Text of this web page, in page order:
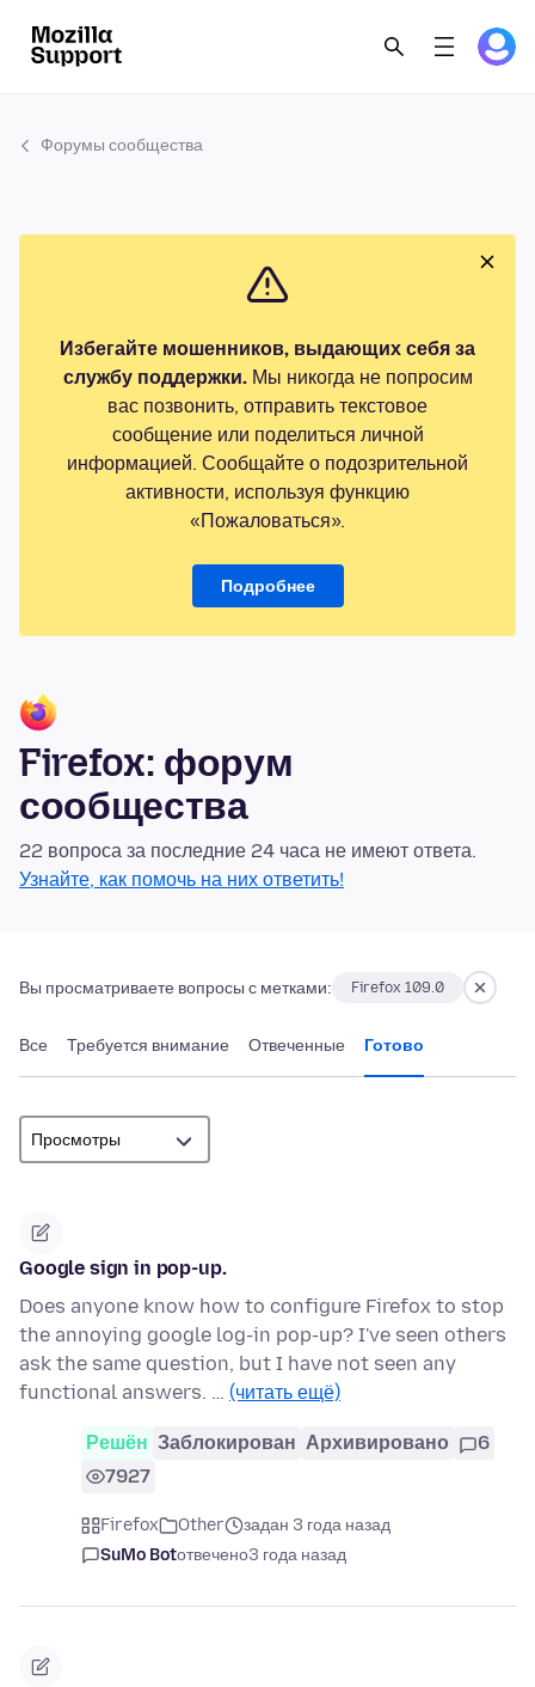
Форумы сообщества
Избегайте мошенников, выдающих себя за
службу поддержки.Мы никогда не попросим
вас позвонить, отправить текстовое
сообщение или поделиться личной
информацией. Сообщайте о подозрительной
активности, используя функцию
«Пожаловаться».
Подробнее
Firefox: форум
сообщества
22 вопроса за последние 24 часа не имеют ответа.
Узнайте, как помочь на них ответить!
Вы просматриваете вопросы с метками: Firefox 109.0
Все Требуется внимание Отвеченные Готово
Google sign in pop-up.
Does anyone know how to configure Firefox to stop
the annoying google log-in pop-up? I've seen others
ask the same question, but I have not seen any
functional answers. … (читать ещё)
Решён Заблокирован Архивировано
6
7927
Firefox Other
задан 3 года назад
SuMo Botотвечено3 года назад